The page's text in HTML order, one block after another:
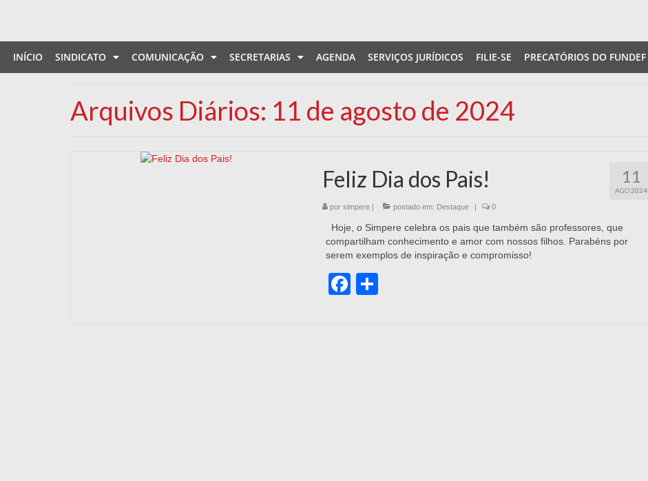
INÍCIO SINDICATO COMUNICAÇÃO SECRETARIAS AGENDA SERVIÇOS JURÍDICOS FILIE-SE PRECATÓRIOS DO FUNDEF
Arquivos Diários: 11 de agosto de 2024
11
AGO 2024
Feliz Dia dos Pais!
por simpere| postado em: Destaque | 0
Hoje, o Simpere celebra os pais que também são professores, que
compartilham conhecimento e amor com nossos filhos. Parabéns por
serem exemplos de inspiração e compromisso!
Facebook